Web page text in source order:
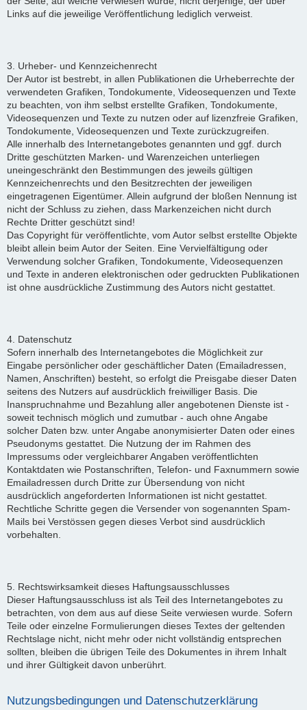
Links auf die jeweilige Veröffentlichung lediglich verweist.
3. Urheber- und Kennzeichenrecht
Der Autor ist bestrebt, in allen Publikationen die Urheberrechte der
verwendeten Grafiken, Tondokumente, Videosequenzen und Texte
zu beachten, von ihm selbst erstellte Grafiken, Tondokumente,
Videosequenzen und Texte zu nutzen oder auf lizenzfreie Grafiken,
Tondokumente, Videosequenzen und Texte zurückzugreifen.
Alle innerhalb des Internetangebotes genannten und ggf. durch
Dritte geschützten Marken- und Warenzeichen unterliegen
uneingeschränkt den Bestimmungen des jeweils gültigen
Kennzeichenrechts und den Besitzrechten der jeweiligen
eingetragenen Eigentümer. Allein aufgrund der bloßen Nennung ist
nicht der Schluss zu ziehen, dass Markenzeichen nicht durch
Rechte Dritter geschützt sind!
Das Copyright für veröffentlichte, vom Autor selbst erstellte Objekte
bleibt allein beim Autor der Seiten. Eine Vervielfältigung oder
Verwendung solcher Grafiken, Tondokumente, Videosequenzen
und Texte in anderen elektronischen oder gedruckten Publikationen
ist ohne ausdrückliche Zustimmung des Autors nicht gestattet.
4. Datenschutz
Sofern innerhalb des Internetangebotes die Möglichkeit zur
Eingabe persönlicher oder geschäftlicher Daten (Emailadressen,
Namen, Anschriften) besteht, so erfolgt die Preisgabe dieser Daten
seitens des Nutzers auf ausdrücklich freiwilliger Basis. Die
Inanspruchnahme und Bezahlung aller angebotenen Dienste ist -
soweit technisch möglich und zumutbar - auch ohne Angabe
solcher Daten bzw. unter Angabe anonymisierter Daten oder eines
Pseudonyms gestattet. Die Nutzung der im Rahmen des
Impressums oder vergleichbarer Angaben veröffentlichten
Kontaktdaten wie Postanschriften, Telefon- und Faxnummern sowie
Emailadressen durch Dritte zur Übersendung von nicht
ausdrücklich angeforderten Informationen ist nicht gestattet.
Rechtliche Schritte gegen die Versender von sogenannten Spam-
Mails bei Verstössen gegen dieses Verbot sind ausdrücklich
vorbehalten.
5. Rechtswirksamkeit dieses Haftungsausschlusses
Dieser Haftungsausschluss ist als Teil des Internetangebotes zu
betrachten, von dem aus auf diese Seite verwiesen wurde. Sofern
Teile oder einzelne Formulierungen dieses Textes der geltenden
Rechtslage nicht, nicht mehr oder nicht vollständig entsprechen
sollten, bleiben die übrigen Teile des Dokumentes in ihrem Inhalt
und ihrer Gültigkeit davon unberührt.
Nutzungsbedingungen und Datenschutzerklärung